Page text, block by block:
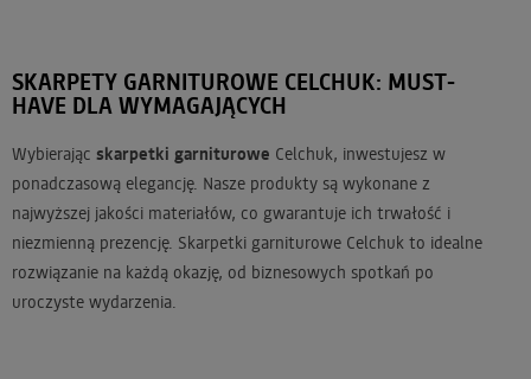
SKARPETY GARNITUROWE CELCHUK: MUST-
HAVE DLA WYMAGAJĄCYCH
Wybierając skarpetki garniturowe Celchuk, inwestujesz w
ponadczasową elegancję. Nasze produkty są wykonane z
najwyższej jakości materiałów, co gwarantuje ich trwałość i
niezmienną prezencję. Skarpetki garniturowe Celchuk to idealne
rozwiązanie na każdą okazję, od biznesowych spotkań po
uroczyste wydarzenia.